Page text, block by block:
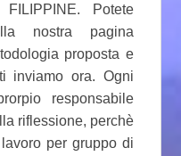
FILIPPINE. Potete
nostra pagina
proposta e
inviamo ora. Ogni
responsabile
riflessione, perchè
per gruppo di